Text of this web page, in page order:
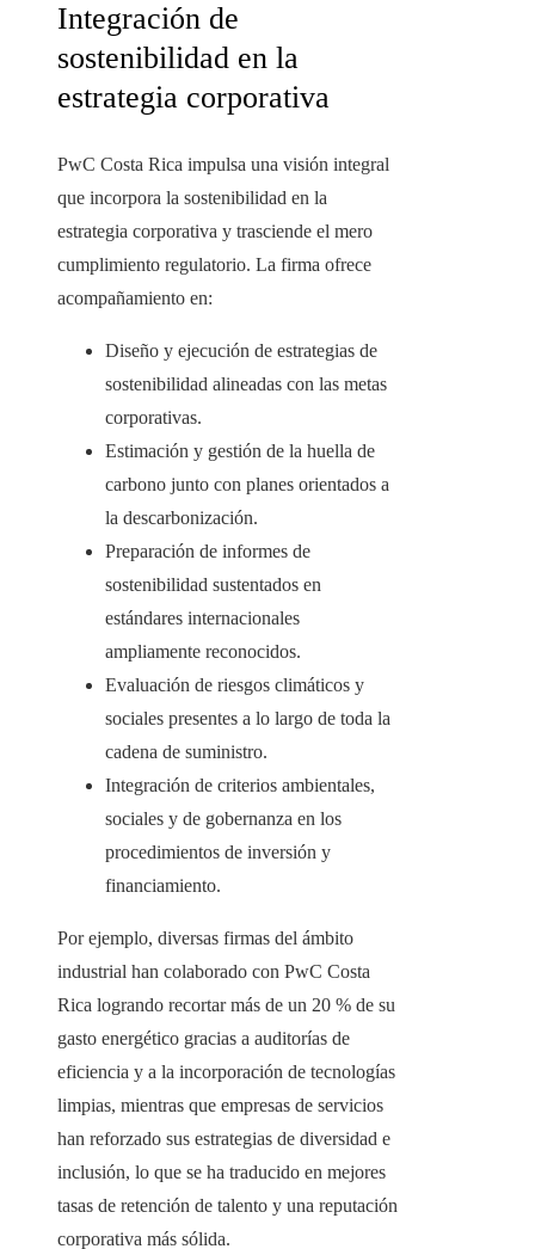
Integración de
sostenibilidad en la
estrategia corporativa
PwC Costa Rica impulsa una visión integral
que incorpora la sostenibilidad en la
estrategia corporativa y trasciende el mero
cumplimiento regulatorio. La firma ofrece
acompañamiento en:
Diseño y ejecución de estrategias de
sostenibilidad alineadas con las metas
corporativas.
Estimación y gestión de la huella de
carbono junto con planes orientados a
la descarbonización.
Preparación de informes de
sostenibilidad sustentados en
estándares internacionales
ampliamente reconocidos.
Evaluación de riesgos climáticos y
sociales presentes a lo largo de toda la
cadena de suministro.
Integración de criterios ambientales,
sociales y de gobernanza en los
procedimientos de inversión y
financiamiento.
Por ejemplo, diversas firmas del ámbito
industrial han colaborado con PwC Costa
Rica logrando recortar más de un 20 % de su
gasto energético gracias a auditorías de
eficiencia y a la incorporación de tecnologías
limpias, mientras que empresas de servicios
han reforzado sus estrategias de diversidad e
inclusión, lo que se ha traducido en mejores
tasas de retención de talento y una reputación
corporativa más sólida.